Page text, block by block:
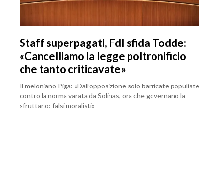
Staff superpagati, FdI sfida Todde:
«Cancelliamo la legge poltronificio
che tanto criticavate»
Il meloniano Piga: «Dall’opposizione solo barricate populiste
contro la norma varata da Solinas, ora che governano la
sfruttano: falsi moralisti»